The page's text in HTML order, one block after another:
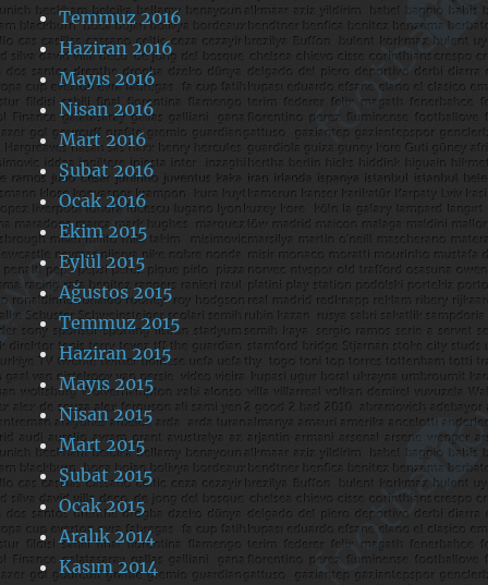
Temmuz 2016
Haziran 2016
Mayıs 2016
Nisan 2016
Mart 2016
Şubat 2016
Ocak 2016
Ekim 2015
Eylül 2015
Ağustos 2015
Temmuz 2015
Haziran 2015
Mayıs 2015
Nisan 2015
Mart 2015
Şubat 2015
Ocak 2015
Aralık 2014
Kasım 2014